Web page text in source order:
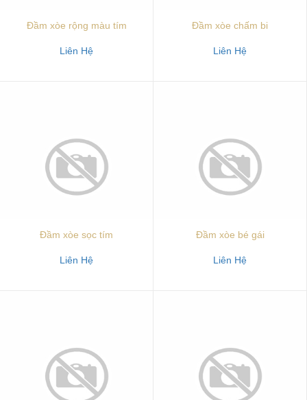
Đầm xòe rộng màu tím
Liên Hệ
Đầm xòe chấm bi
Liên Hệ
Đầm xòe sọc tím
Liên Hệ
Đầm xòe bé gái
Liên Hệ